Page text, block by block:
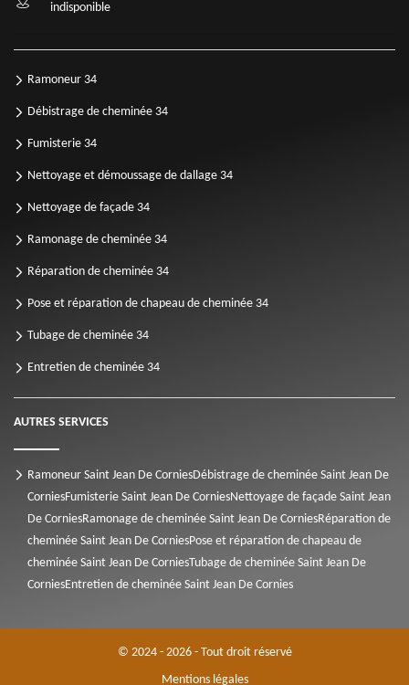
indisponible
Ramoneur 34
Débistrage de cheminée 34
Fumisterie 34
Nettoyage et démoussage de dallage 34
Nettoyage de façade 34
Ramonage de cheminée 34
Réparation de cheminée 34
Pose et réparation de chapeau de cheminée 34
Tubage de cheminée 34
Entretien de cheminée 34
AUTRES SERVICES
Ramoneur Saint Jean De CorniesDébistrage de cheminée Saint Jean De
CorniesFumisterie Saint Jean De CorniesNettoyage de façade Saint Jean
De CorniesRamonage de cheminée Saint Jean De CorniesRéparation de
cheminée Saint Jean De CorniesPose et réparation de chapeau de
cheminée Saint Jean De CorniesTubage de cheminée Saint Jean De
CorniesEntretien de cheminée Saint Jean De Cornies
© 2024 - 2026 - Tout droit réservé
Mentions légales